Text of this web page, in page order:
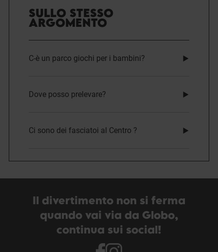
SULLO STESSO
ARGOMENTO
C-è un parco giochi per i bambini?
Dove posso prelevare?
Ci sono dei fasciatoi al Centro ?
Il divertimento non si ferma
quando vai via da Globo,
continua sui social!